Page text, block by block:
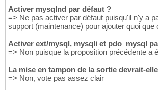
Activer mysqlnd par défaut ?
=> Ne pas activer par défaut puisqu'il n'y a
support (maintenance) pour ajouter quoi que
Activer ext/mysql, mysqli et pdo_mysql
=> Non puisque la proposition précédente a
La mise en tampon de la sortie devrait-
=> Non, vote pas assez clair